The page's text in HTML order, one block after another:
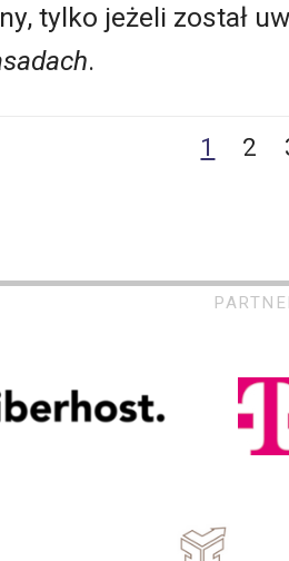
tylko jeżeli został
.
1 2